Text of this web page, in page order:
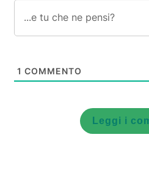
1 COMMENTO
Leggi i